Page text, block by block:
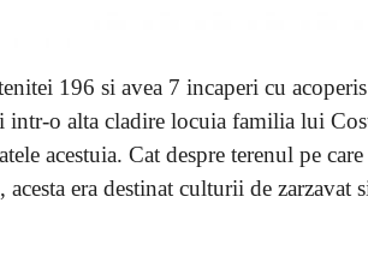
196 si avea 7 incaperi cu
intr-o alta cladire locuia familia lui
acestuia. Cat despre terenul pe care
era destinat culturii de zarzavat